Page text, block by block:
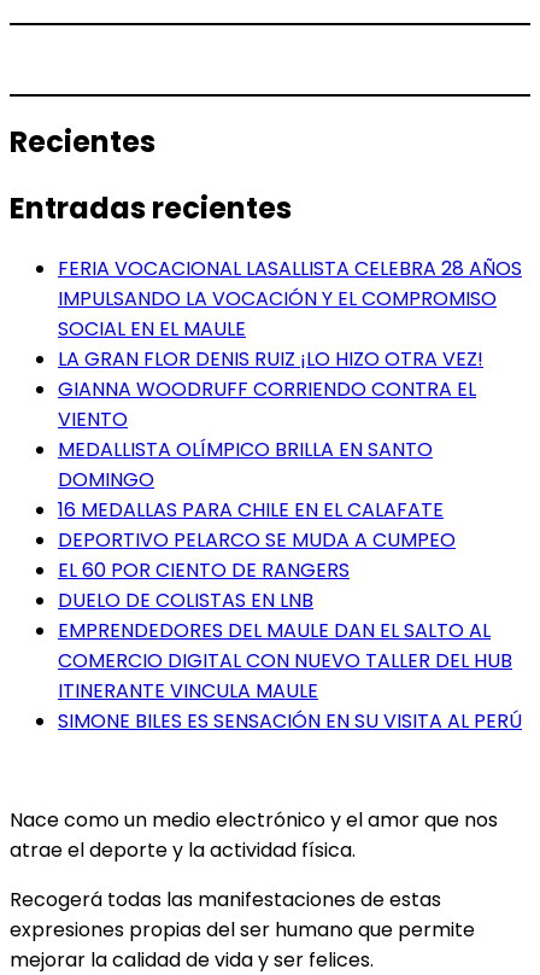
Recientes
Entradas recientes
FERIA VOCACIONAL LASALLISTA CELEBRA 28 AÑOS
IMPULSANDO LA VOCACIÓN Y EL COMPROMISO
SOCIAL EN EL MAULE
LA GRAN FLOR DENIS RUIZ ¡LO HIZO OTRA VEZ!
GIANNA WOODRUFF CORRIENDO CONTRA EL
VIENTO
MEDALLISTA OLÍMPICO BRILLA EN SANTO
DOMINGO
16 MEDALLAS PARA CHILE EN EL CALAFATE
DEPORTIVO PELARCO SE MUDA A CUMPEO
EL 60 POR CIENTO DE RANGERS
DUELO DE COLISTAS EN LNB
EMPRENDEDORES DEL MAULE DAN EL SALTO AL
COMERCIO DIGITAL CON NUEVO TALLER DEL HUB
ITINERANTE VINCULA MAULE
SIMONE BILES ES SENSACIÓN EN SU VISITA AL PERÚ
Nace como un medio electrónico y el amor que nos
atrae el deporte y la actividad física.
Recogerá todas las manifestaciones de estas
expresiones propias del ser humano que permite
mejorar la calidad de vida y ser felices.